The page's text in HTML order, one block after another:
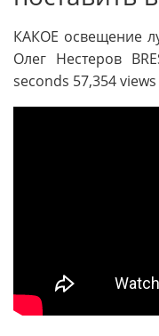
КАКОЕ освещение
Олег Нестеров
seconds 57,354 views